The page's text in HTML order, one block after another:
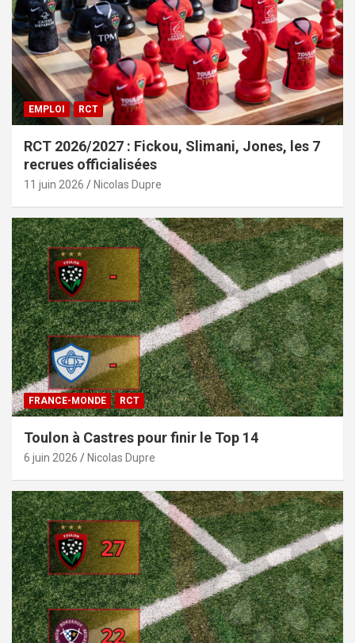
EMPLOI RCT
RCT 2026/2027 : Fickou, Slimani, Jones, les 7
recrues officialisées
11 juin 2026 Nicolas Dupre
FRANCE-MONDE RCT
Toulon à Castres pour finir le Top 14
6 juin 2026 Nicolas Dupre